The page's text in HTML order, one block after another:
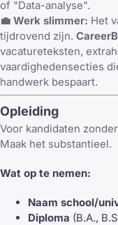
of "Data-analyse".
💼 Werk slimmer: Het
tijdrovend zijn.
vacatureteksten,
vaardighedensecties
handwerk bespaart.
Opleiding
Voor kandidaten
Maak het substantieel.
Wat op te nemen:
Naam school/
Diploma (B.A.,